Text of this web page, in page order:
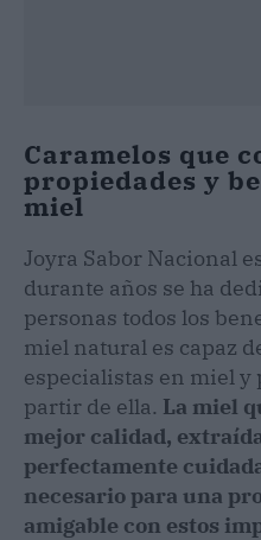
Caramelos que
propiedades y
miel
Joyra Sabor Nacional
durante años se ha
personas todos los
miel natural es capaz
especialistas en miel y
partir de ella. La miel
mejor calidad,
perfectamente
necesario para una
amigable con estos